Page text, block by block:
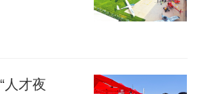
天独厚的优势，桃城区建
人才夜